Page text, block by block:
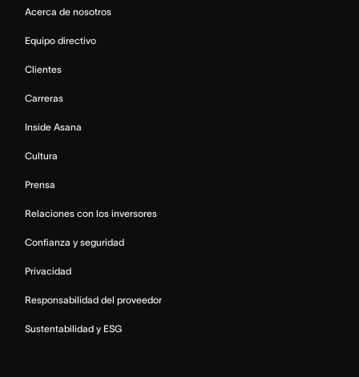
Acerca de nosotros
Equipo directivo
Clientes
Carreras
Inside Asana
Cultura
Prensa
Relaciones con los inversores
Confianza y seguridad
Privacidad
Responsabilidad del proveedor
Sustentabilidad y ESG